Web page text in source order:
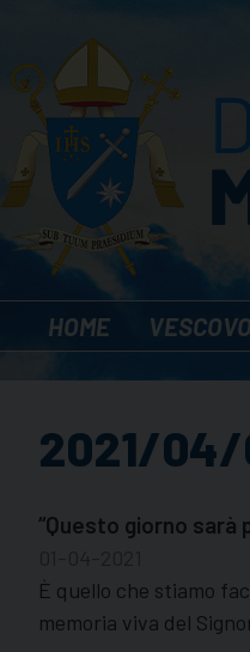
content
HOME VESCOVO
2021/04/
“Questo giorno
È quello che stiamo
memoria viva del